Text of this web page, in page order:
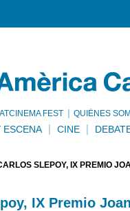
FEST QUIÉNES
ESCENA CINE
SLEPOY, IX PREMIO
IX Premio